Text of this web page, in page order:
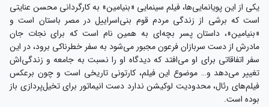
یکی از این پویانمایی‌ها، فیلم سینمایی «بنیامین» به کارگردانی محسن عنایتی
است که برشی از زندگی مردم قوم بنی‌اسراییل در مصر باستان است و
«بنیامین»، داستان پسر بچه‌ای به همین نام است که برای نجات جان
مادرش از دست سربازان فرعون مجبور می‌شود به سفر خطرناکی برود، در این
سفر اتفاقاتی برای او می‌افتد که دیدگاه او را نسبت به جامعه و زندگی‌اش
تغییر می‌دهد و… موضوع این فیلم، کارتونی تاریخی است و چون برعکس
فیلم‌های رئال، محدودیت لوکیشن ندارد دست انیماتور برای تخیل‌پردازی باز
بوده است.